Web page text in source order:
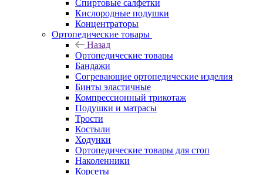
Спиртовые салфетки
Кислородные подушки
Концентраторы
Ортопедические товары
Назад
Ортопедические товары
Бандажи
Согревающие ортопедические изделия
Бинты эластичные
Компрессионный трикотаж
Подушки и матрасы
Трости
Костыли
Ходунки
Ортопедические товары для стоп
Наколенники
Корсеты